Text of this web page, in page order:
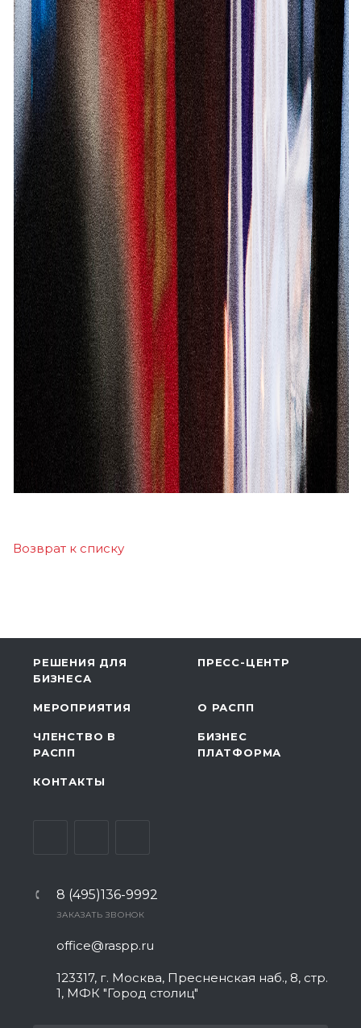
Возврат к списку
РЕШЕНИЯ ДЛЯ
БИЗНЕСА
ПРЕСС-ЦЕНТР
МЕРОПРИЯТИЯ О РАСПП
ЧЛЕНСТВО В
РАСПП
БИЗНЕС
ПЛАТФОРМА
КОНТАКТЫ
8 (495)136-9992
ЗАКАЗАТЬ ЗВОНОК
office@raspp.ru
123317, г. Москва, Пресненская наб., 8, стр.
1, МФК "Город столиц"